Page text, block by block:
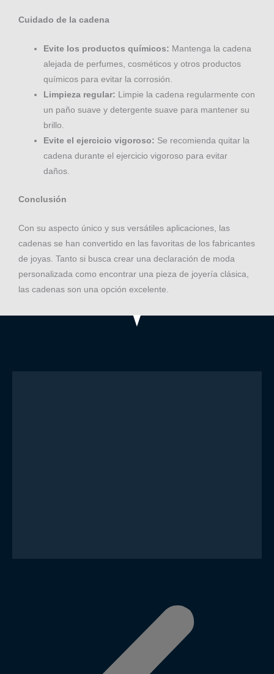
Cuidado de la cadena
Evite los productos químicos: Mantenga la cadena
alejada de perfumes, cosméticos y otros productos
químicos para evitar la corrosión.
Limpieza regular: Limpie la cadena regularmente con
un paño suave y detergente suave para mantener su
brillo.
Evite el ejercicio vigoroso: Se recomienda quitar la
cadena durante el ejercicio vigoroso para evitar
daños.
Conclusión
Con su aspecto único y sus versátiles aplicaciones, las
cadenas se han convertido en las favoritas de los fabricantes
de joyas. Tanto si busca crear una declaración de moda
personalizada como encontrar una pieza de joyería clásica,
las cadenas son una opción excelente.